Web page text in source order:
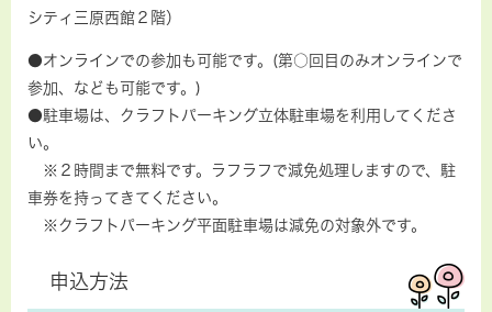
シティ三原西館２階）
●オンラインでの参加も可能です。(第○回目のみオンラインで
参加、なども可能です。)
●駐車場は、クラフトパーキング立体駐車場を利用してくださ
い。
※２時間まで無料です。ラフラフで減免処理しますので、駐
車券を持ってきてください。
※クラフトパーキング平面駐車場は減免の対象外です。
申込方法